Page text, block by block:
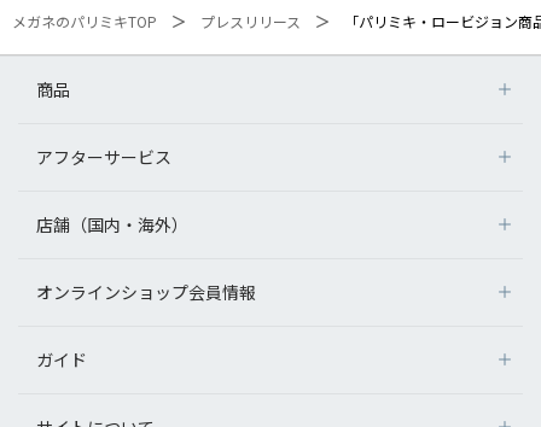
メガネのパリミキTOP プレスリリース 「パリミキ・ロービジョン
商品
アフターサービス
店舗（国内・海外）
オンラインショップ会員情報
ガイド